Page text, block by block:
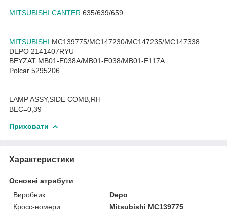
MITSUBISHI CANTER 635/639/659
MITSUBISHI MC139775/MC147230/MC147235/MC147338
DEPO 2141407RYU
BEYZAT MB01-E038A/MB01-E038/MB01-E117A
Polcar 5295206
LAMP ASSY,SIDE COMB,RH
ВЕС=0,39
Приховати
Характеристики
Основні атрибути
Виробник
Depo
Кросс-номери
Mitsubishi MC139775